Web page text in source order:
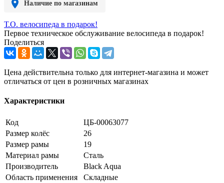
Наличие по магазинам
Т.О. велосипеда в подарок!
Первое техническое обслуживание велосипеда в подарок!
Поделиться
Цена действительна только для интернет-магазина и может
отличаться от цен в розничных магазинах
Характеристики
Код
ЦБ-00063077
Размер колёс
26
Размер рамы
19
Материал рамы
Сталь
Производитель
Black Aqua
Область применения
Складные